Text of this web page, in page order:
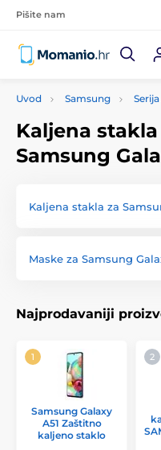
Pišite nam
Uvod Samsung
Kaljena
Samsung
Kaljena stakla za
Maske za Samsung
Najprodavaniji
Samsung Galaxy
A51 Zaštitno
kaljeno staklo